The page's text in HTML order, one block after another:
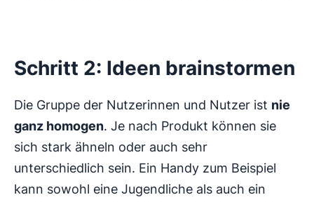
Schritt 2: Ideen brainstormen
Die Gruppe der Nutzerinnen und Nutzer ist nie
ganz homogen. Je nach Produkt können sie
sich stark ähneln oder auch sehr
unterschiedlich sein. Ein Handy zum Beispiel
kann sowohl eine Jugendliche als auch ein